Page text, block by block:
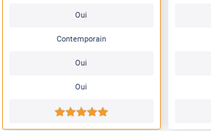
Oui
Contemporain
Oui
Oui
*****